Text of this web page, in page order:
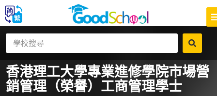
香港理工大學專業進修學院市場營
銷管理（榮譽）工商管理學士